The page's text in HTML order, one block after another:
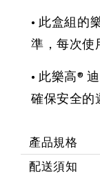
• 此盒組的
準，每次使
• 此樂高®
確保安全的
產品規格
配送須知